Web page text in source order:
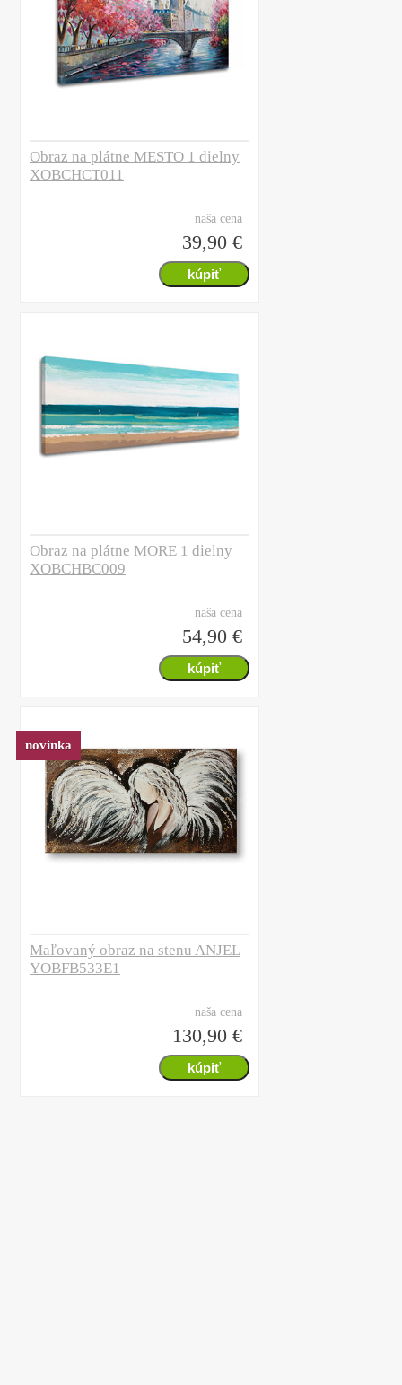
Obraz na plátne MESTO 1 dielny
XOBCHCT011
naša cena
39,90 €
Obraz na plátne MORE 1 dielny
XOBCHBC009
naša cena
54,90 €
Maľovaný obraz na stenu ANJEL
YOBFB533E1
naša cena
130,90 €
novinka